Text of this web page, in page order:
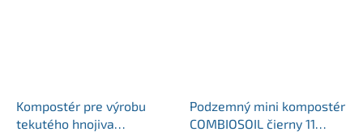
Kompostér pre výrobu
tekutého hnojiva
Podzemný mini kompostér
COMBIOSOIL čierny 11